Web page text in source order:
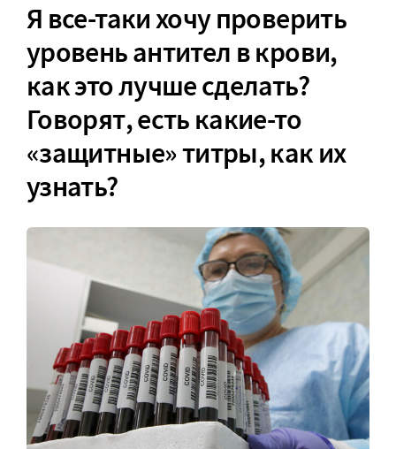
Я все-таки хочу проверить
уровень антител в крови,
как это лучше сделать?
Говорят, есть какие-то
«защитные» титры, как их
узнать?